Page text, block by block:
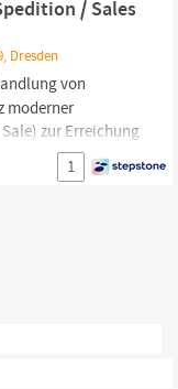
/ Sales
Dresden
von
moderner
zur Erreichung
internen
1